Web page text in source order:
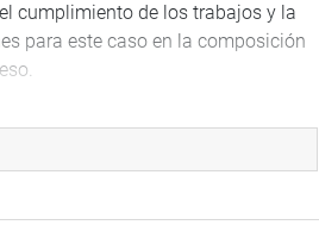
cumplimiento de los trabajos y la
para este caso en la composición
prevé la labor de los
a través de sus respectivas oficinas